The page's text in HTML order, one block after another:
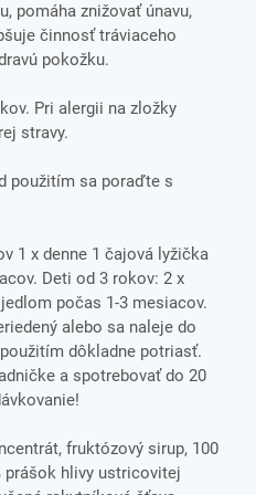
pomáha znižovať únavu,
činnosť tráviaceho
pokožku.
Pri alergii na zložky
stravy.
použitím sa poraďte s
1 x denne 1 čajová lyžička
Deti od 3 rokov: 2 x
počas 1-3 mesiacov.
alebo sa naleje do
dôkladne potriasť.
a spotrebovať do 20
fruktózový sirup, 100
prášok hlivy ustricovitej